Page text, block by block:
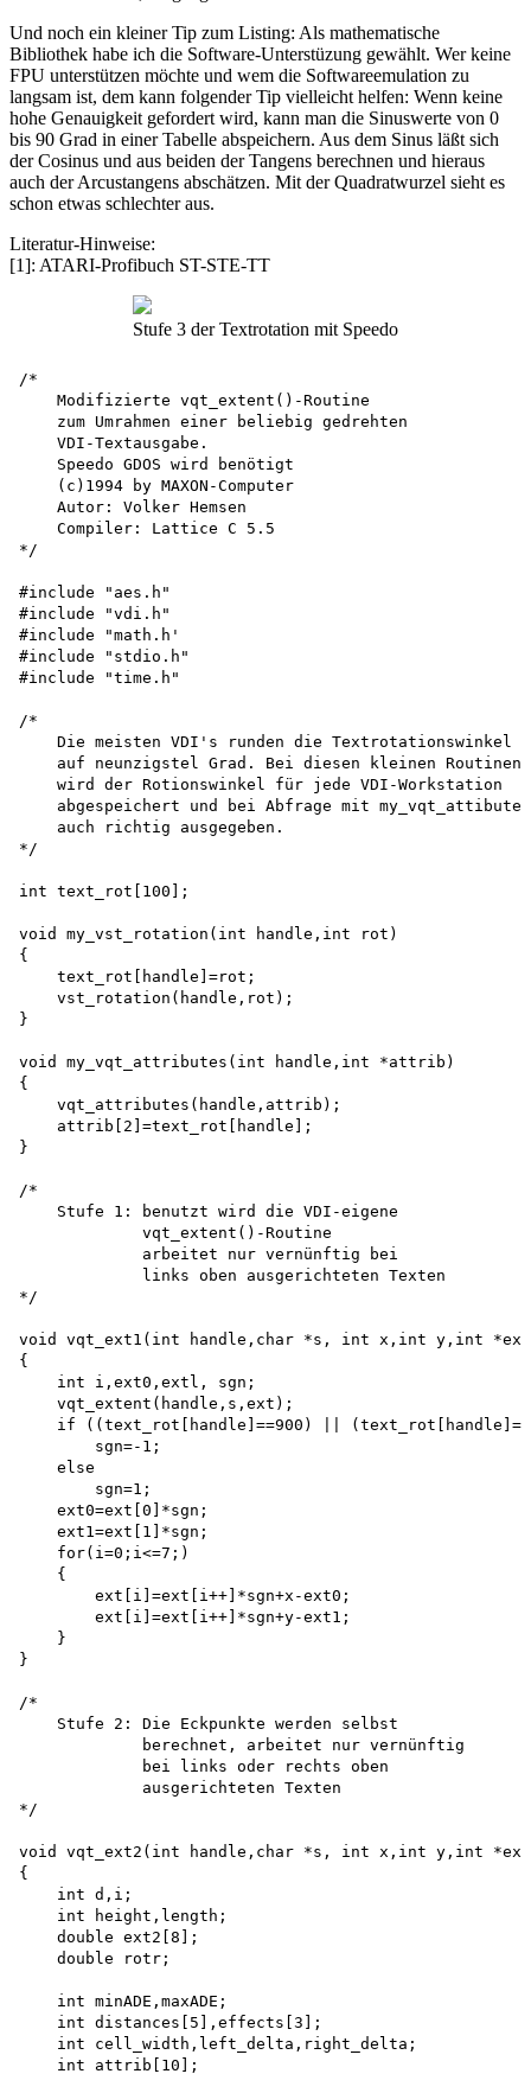
Und noch ein kleiner Tip zum Listing: Als mathematische
Bibliothek habe ich die Software-Unterstüzung gewählt. Wer keine
FPU unterstützen möchte und wem die Softwareemulation zu
langsam ist, dem kann folgender Tip vielleicht helfen: Wenn keine
hohe Genauigkeit gefordert wird, kann man die Sinuswerte von 0
bis 90 Grad in einer Tabelle abspeichern. Aus dem Sinus läßt sich
der Cosinus und aus beiden der Tangens berechnen und hieraus
auch der Arcustangens abschätzen. Mit der Quadratwurzel sieht es
schon etwas schlechter aus.
Literatur-Hinweise:
[1]: ATARI-Profibuch ST-STE-TT
Stufe 3 der Textrotation mit Speedo
/*
    Modifizierte vqt_extent()-Routine
    zum Umrahmen einer beliebig gedrehten
    VDI-Textausgabe.
    Speedo GDOS wird benötigt
    (c)1994 by MAXON-Computer
    Autor: Volker Hemsen
    Compiler: Lattice C 5.5
*/
#include "aes.h"
#include "vdi.h"
#include "math.h'
#include "stdio.h"
#include "time.h"
/*
    Die meisten VDI's runden die Textrotationswinkel
    auf neunzigstel Grad. Bei diesen kleinen Routinen
    wird der Rotionswinkel für jede VDI-Workstation
abgespeichert und bei Abfrage mit
    auch richtig ausgegeben.
*/
int text_rot[100];
void my_vst_rotation(int handle,int rot)
{
    text_rot[handle]=rot;
    vst_rotation(handle,rot);
}
void my_vqt_attributes(int handle,int *attrib)
{
    vqt_attributes(handle,attrib);
    attrib[2]=text_rot[handle];
}
/*
    Stufe 1: benutzt wird die VDI-eigene
             vqt_extent()-Routine
             arbeitet nur vernünftig bei
             links oben ausgerichteten Texten
*/
void vqt_ext1(int handle,char *s, int x,int y,int
{
    int i,ext0,extl, sgn;
    vqt_extent(handle,s,ext);
if ((text_rot[handle]==900) ||
        sgn=-1;
    else
        sgn=1;
    ext0=ext[0]*sgn;
    ext1=ext[1]*sgn;
    for(i=0;i<=7;)
    {
        ext[i]=ext[i++]*sgn+x-ext0;
        ext[i]=ext[i++]*sgn+y-ext1;
    }
}
/*
    Stufe 2: Die Eckpunkte werden selbst
             berechnet, arbeitet nur vernünftig
             bei links oder rechts oben
             ausgerichteten Texten
*/
void vqt_ext2(int handle,char *s, int x,int y,int
{
    int d,i;
    int height,length;
    double ext2[8];
    double rotr;
    int minADE,maxADE;
    int distances[5],effects[3];
    int cell_width,left_delta,right_delta;
    int attrib[10];